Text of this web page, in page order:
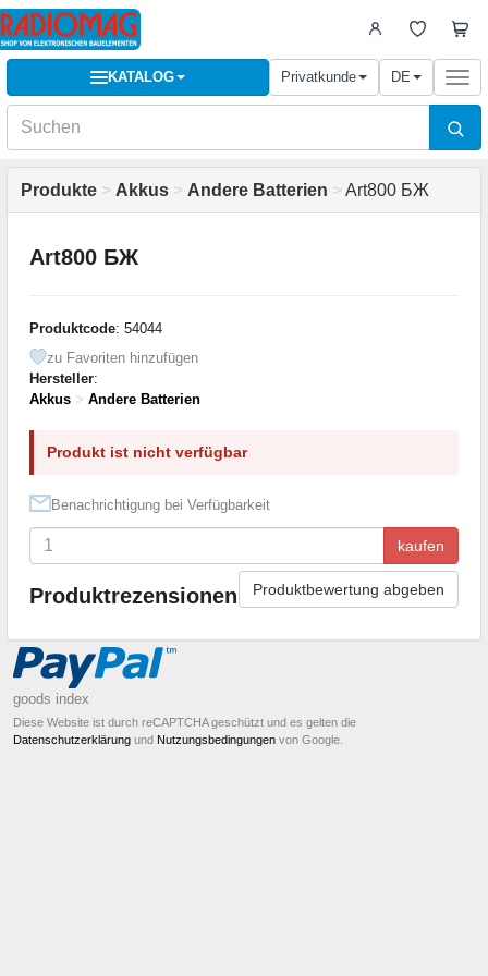
KATALOG Privatkunde DE
Produkte > Akkus > Andere Batterien > Art800 БЖ
Art800 БЖ
Produktcode: 54044
zu Favoriten hinzufügen
Hersteller:
Akkus > Andere Batterien
Produkt ist nicht verfügbar
Benachrichtigung bei Verfügbarkeit
kaufen
Produktrezensionen Produktbewertung abgeben
goods index
Diese Website ist durch reCAPTCHA geschützt und es gelten die
Datenschutzerklärung und Nutzungsbedingungen von Google.